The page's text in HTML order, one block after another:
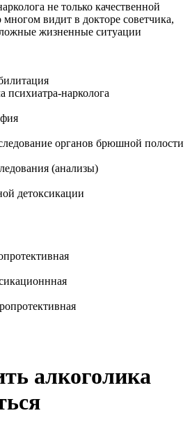
не только качественной
видит в докторе советчика,
жизненные ситуации
психиатра-нарколога
органов брюшной полости
(анализы)
детоксикации
алкоголика